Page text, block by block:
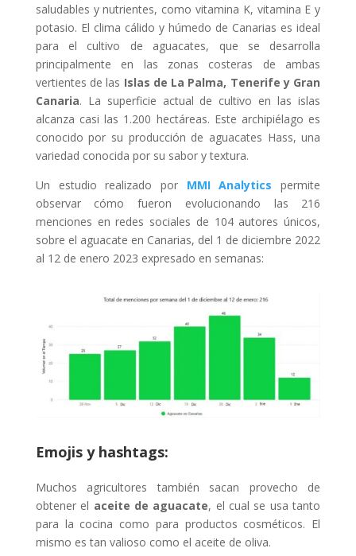
saludables y nutrientes, como vitamina K, vitamina E y
potasio. El clima cálido y húmedo de Canarias es ideal
para el cultivo de aguacates, que se desarrolla
principalmente en las zonas costeras de ambas
vertientes de las Islas de La Palma, Tenerife y Gran
Canaria. La superficie actual de cultivo en las islas
alcanza casi las 1.200 hectáreas. Este archipiélago es
conocido por su producción de aguacates Hass, una
variedad conocida por su sabor y textura.
Un estudio realizado por MMI Analytics permite
observar cómo fueron evolucionando las 216
menciones en redes sociales de 104 autores únicos,
sobre el aguacate en Canarias, del 1 de diciembre 2022
al 12 de enero 2023 expresado en semanas:
Emojis y hashtags:
Muchos agricultores también sacan provecho de
obtener el aceite de aguacate, el cual se usa tanto
para la cocina como para productos cosméticos. El
mismo es tan valioso como el aceite de oliva.